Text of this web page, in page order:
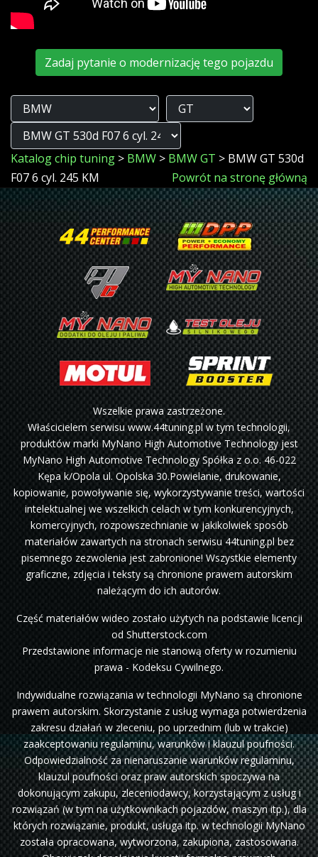
Zadaj pytanie o modernizację tego pojazdu
Katalog chip tuning > BMW > BMW GT > BMW GT 530d
F07 6 cyl. 245 KM
Powrót na stronę główną
Wszelkie prawa zastrzeżone.
Właścicielem serwisu www.44tuning.pl w tym technologii,
produktów marki MyNano High Automotive Technology jest
MyNano High Automotive Technology Spółka z o.o. 46-022
Kępa k/Opola ul. Opolska 30.Powielanie, drukowanie,
kopiowanie, powoływanie się, wykorzystywanie treści, wartości
intelektualnej we wszelkich celach w tym konkurencyjnych,
komercyjnych, rozpowszechnianie w jakikolwiek sposób
materiałów zawartych na stronach serwisu 44tuning.pl bez
pisemnego zezwolenia jest zabronione! Wszystkie elementy
graficzne, zdjęcia i teksty są chronione prawem autorskim
należącym do ich autorów.
Część materiałów wideo zostało użytych na podstawie licencji
od Shutterstock.com
Przedstawione informacje nie stanową oferty w rozumieniu
prawa - Kodeksu Cywilnego.
Indywidualne rozwiązania w technologii MyNano są chronione
prawem autorskim. Skorzystanie z usług wymaga potwierdzenia
zakresu działań w zleceniu, po uprzednim (lub w trakcie)
zaakceptowaniu regulaminu, warunków i klauzul poufności.
Odpowiedzialność za nienaruszanie warunków regulaminu,
klauzul poufności oraz praw autorskich spoczywa na
dokonującym zakupu, zleceniodawcy, korzystającym z usług i
rozwiązań (w tym na użytkownikach pojazdów, maszyn itp.), dla
których rozwiązanie, produkt, usługa itp. w technologii MyNano
została opracowana, wytworzona, zakupiona, zastosowana.